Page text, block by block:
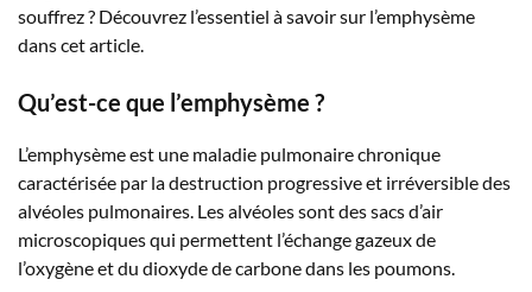
souffrez ? Découvrez l’essentiel à savoir sur l’emphysème
dans cet article.
Qu’est-ce que l’emphysème ?
L’emphysème est une maladie pulmonaire chronique
caractérisée par la destruction progressive et irréversible des
alvéoles pulmonaires. Les alvéoles sont des sacs d’air
microscopiques qui permettent l’échange gazeux de
l’oxygène et du dioxyde de carbone dans les poumons.